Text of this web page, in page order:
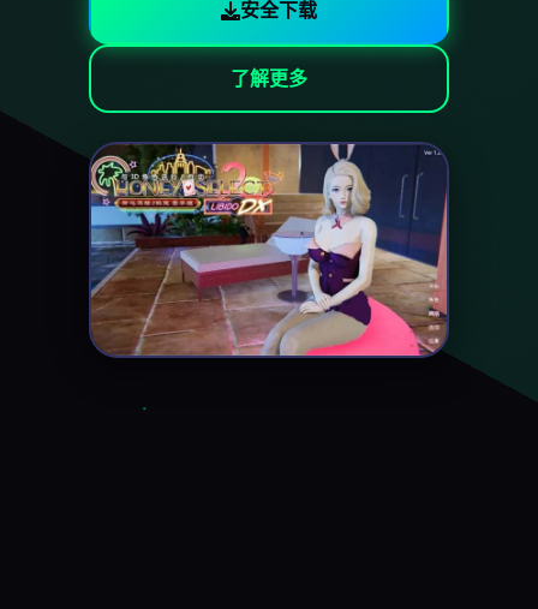
安全下载
了解更多